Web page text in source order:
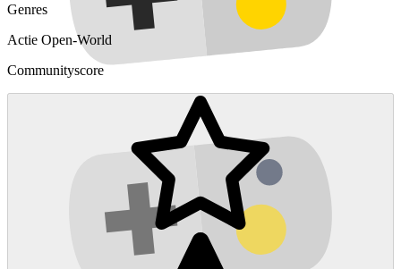
Genres
Actie Open-World
Communityscore